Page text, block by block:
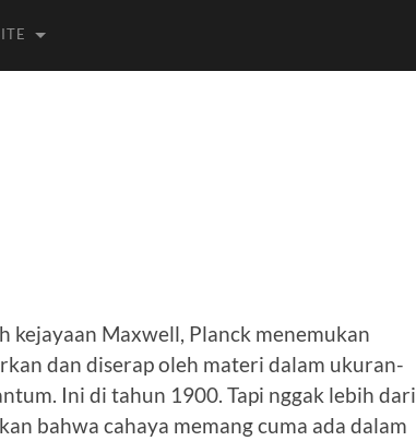
kejayaan Maxwell, Planck menemukan
dan diserap oleh materi dalam ukuran-
Ini di tahun 1900. Tapi nggak lebih dari
bahwa cahaya memang cuma ada dalam